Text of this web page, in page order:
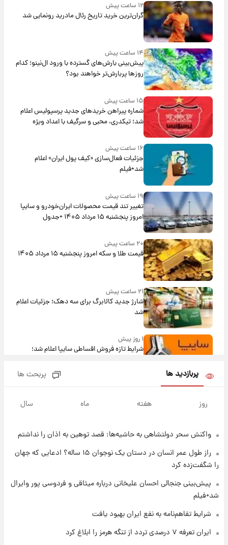
۱۲ ساعت پیش
گران‌ترین خرید تاریخ رئال مادرید رونمایی شد
۱۴ ساعت پیش
پیش‌بینی بارش‌های گسترده با ورود ال‌نینو؛ کدام
روزها پربارش‌تر خواهند بود؟
۱۵ ساعت پیش
شماره پیراهن خریدهای جدید پرسپولیس اعلام
شد؛ تیکدری، محبی و سرگیف با اعداد ویژه
۱۶ ساعت پیش
جزئیات فعال‌سازی «کیف پول ایران» اعلام
شد+فیلم
۱۹ ساعت پیش
تغییر تند قیمت محصولات ایران‌خودرو و سایپا
امروز پنجشنبه ۱۵ مرداد ۱۴۰۵ +جدول
۲۰ ساعت پیش
قیمت طلا و سکه امروز پنجشنبه ۱۵ مرداد ۱۴۰۵
۲۱ ساعت پیش
شارژ جدید کالابرگ برای سه دهک؛ جزئیات اعلام
شد
۱ روز پیش
شرایط تازه فروش اقساطی سایپا اعلام شد؛
قیمت سکه و طلا فردا
۱ روز پیش
۱ روز پیش
۱ روز پیش
پربازدید ها پربحث ها
روز هفته ماه سال
واکنش سحر دولتشاهی به حاشیه‌ها: قصد توهین به اذان را نداشتم
راز طول عمر انسان در دستان یک نوجوان ۱۵ ساله؟ ادعایی که جهان
را شگفت‌زده کرد
پیش‌بینی جنجالی احسان علیخانی درباره میثاقی و فردوسی پور وایرال
شد+فیلم
شرایط تفاهم‌نامه به نفع ایران بهبود یافت
ایران تعرفه ۷ درصدی تردد از تنگه هرمز را ابلاغ کرد